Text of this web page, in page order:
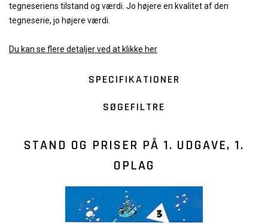
tegneseriens tilstand og værdi. Jo højere en kvalitet af den
tegneserie, jo højere værdi.
Du kan se flere detaljer ved at klikke her
SPECIFIKATIONER
SØGEFILTRE
STAND OG PRISER PÅ 1. UDGAVE, 1.
OPLAG